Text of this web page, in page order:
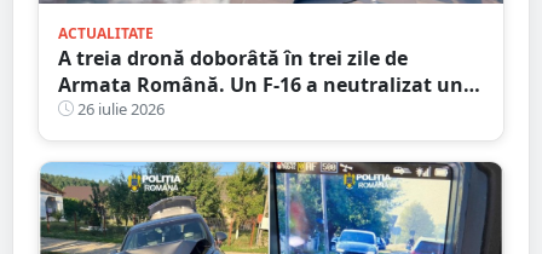
ACTUALITATE
A treia dronă doborâtă în trei zile de
Armata Română. Un F-16 a neutralizat un
aparat fără pilot deasupra Mării Negre
26 iulie 2026